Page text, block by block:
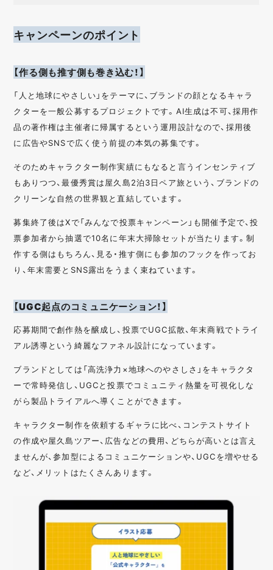
キャンペーンのポイント
【作る側も推す側も巻き込む！】
「人と地球にやさしい」をテーマに、ブランドの顔となるキャラ
クターを一般公募するプロジェクトです。AI生成は不可、採用作
品の著作権は主催者に帰属するという運用設計なので、採用後
に広告やSNSで広く使う前提の本気の募集です。
そのためキャラクター制作実績にもなると言うインセンティブ
もありつつ、最優秀賞は屋久島2泊3日ペア旅という、ブランドの
クリーンな自然の世界観と直結しています。
募集終了後はXで「みんなで投票キャンペーン」も開催予定で、投
票参加者から抽選で10名に年末大掃除セットが当たります。制
作する側はもちろん、見る・推す側にも参加のフックを作ってお
り、年末需要とSNS露出をうまく束ねています。
【UGC起点のコミュニケーション！】
応募期間で創作熱を醸成し、投票でUGC拡散、年末商戦でトライ
アル誘導という綺麗なファネル設計になっています。
ブランドとしては「高洗浄力×地球へのやさしさ」をキャラクタ
ーで常時発信し、UGCと投票でコミュニティ熱量を可視化しな
がら製品トライアルへ導くことができます。
キャラクター制作を依頼するギャラに比べ、コンテストサイト
の作成や屋久島ツアー、広告などの費用、どちらが高いとは言え
ませんが、参加型によるコミュニケーションや、UGCを増やせる
など、メリットはたくさんあります。